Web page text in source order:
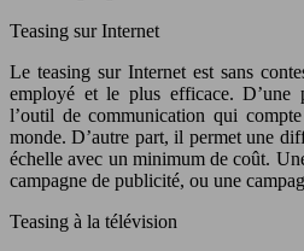
Teasing sur Internet
Le teasing sur Internet est sans
employé et le plus efficace. D’une
l’outil de communication qui
monde. D’autre part, il permet une
échelle avec un minimum de coût.
campagne de publicité, ou une
Teasing à la télévision